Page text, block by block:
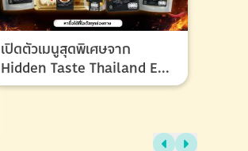
เปิดตัวเมนูสุดพิเศษจาก
Hidden Taste Thailand EP
8 เมนูของผู้ชนะและรองชนะ